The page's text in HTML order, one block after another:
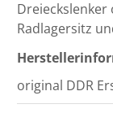
Radlagersitz
original DDR